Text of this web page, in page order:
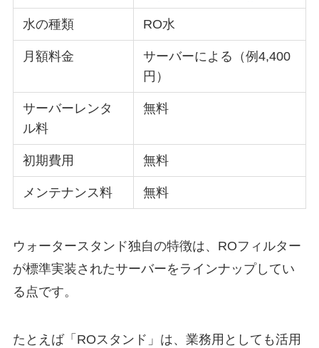
水の種類 RO水
月額料金
サーバーによる（例4,400
円）
サーバーレンタ
ル料
無料
初期費用 無料
メンテナンス料 無料
ウォータースタンド独自の特徴は、ROフィルター
が標準実装されたサーバーをラインナップしてい
る点です。
たとえば「ROスタンド」は、業務用としても活用